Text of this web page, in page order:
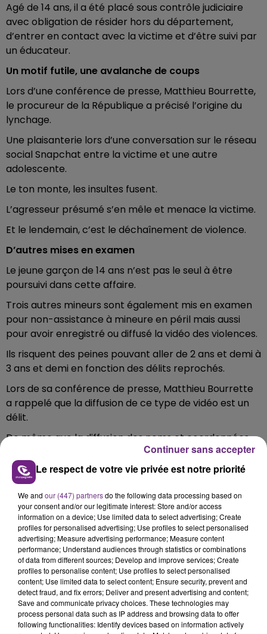
Agé de 14 ans, il a été placé sous contrôle judiciaire
avec obligation de résider hors du département,
d’entrer en contact avec la victime et d’être suivi par
un éducateur.
Un motif futile, une avalanche de coups
Lors d’une conférence de presse, Matthieu Bourrette,
le procureur de la République a précisé l’origine du
lynchage.
Une plaisanterie lors d’une conversation sur le réseau
social Snapchat entre la victime et une autre
adolescente.
Le ton monte, les insultes fusent.
L’agresseur présumé s’en mêle et menace la victime.
Et le lendemain, c’est le déchaînement de violence.
D’autres mises en examen
Le jeune garçon de 14 ans n’est pas le seul à être
poursuivi dans cette affaire.
Trois autres mineurs sont également mis en examen
pour non-assistance à mineure en péril mais aussi
pour avoir enregistré ou diffusé la vidéo des violences.
Ils risquent des peines pouvant aller de 2 ans et demi à
3 ans et demi en fonction des délits reprochés.
Lors de sa conférence de presse, Matthieu Bourrette
a rappelé que la diffusion de ce type de vidéo est un
délit.
De même que la diffusion des noms et coordonnées
Plusieurs autres personnes pourraient d’ailleurs être
poursuivies.
Le procureur a solennellement demandé aux
internautes de cesser le partage de cette vidéo, « par
respect envers la victime ».
FIL D'ACTUS
Le respect de votre vie privée est notre priorité
We and our (447) partnersdo the following data processing based on
your consent and/or our legitimate interest: Store and/or access
information on a device; Use limited data to select advertising; Create
profiles for personalised advertising; Use profiles to select personalised
advertising; Measure advertising performance; Measure content
performance; Understand audiences through statistics or combinations
of data from different sources; Develop and improve services; Create
profiles to personalise content; Use profiles to select personalised
content; Use limited data to select content; Ensure security, prevent and
detect fraud, and fix errors; Deliver and present advertising and content;
Save and communicate privacy choices. These technologies may
process personal data such as IP address and browsing data to offer
following functionalities: Identify devices based on information actively
Continuer sans accepter